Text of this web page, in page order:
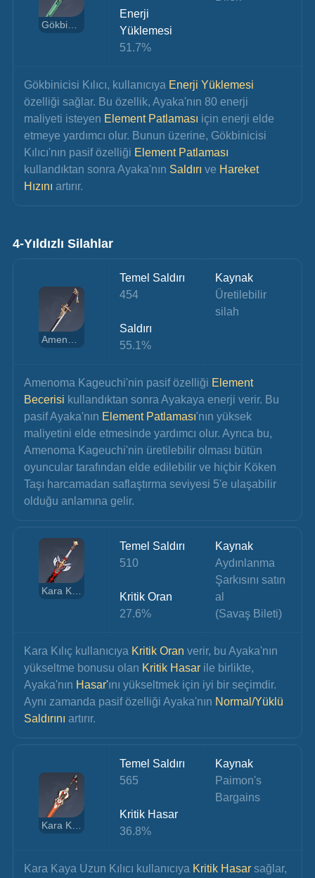
Gökbinicisi Kılıcı
Enerji
Yüklemesi
51.7%
Gökbinicisi Kılıcı, kullanıcıya Enerji Yüklemesi
özelliği sağlar. Bu özellik, Ayaka'nın 80 enerji
maliyeti isteyen Element Patlaması için enerji elde
etmeye yardımcı olur. Bunun üzerine, Gökbinicisi
Kılıcı'nın pasif özelliği Element Patlaması
kullandıktan sonra Ayaka'nın Saldırı ve Hareket
Hızını artırır.
4-Yıldızlı Silahlar
Temel Saldırı
454
Saldırı
55.1%
Kaynak
Üretilebilir
silah
Amenoma Kageuchi'nin pasif özelliği Element
Becerisi kullandıktan sonra Ayakaya enerji verir. Bu
pasif Ayaka'nın Element Patlaması'nın yüksek
maliyetini elde etmesinde yardımcı olur. Ayrıca bu,
Amenoma Kageuchi'nin üretilebilir olması bütün
oyuncular tarafından elde edilebilir ve hiçbir Köken
Taşı harcamadan saflaştırma seviyesi 5'e ulaşabilir
olduğu anlamına gelir.
Kara Kılıç
Temel Saldırı
510
Kritik Oran
27.6%
Kaynak
Aydınlanma
Şarkısını satın
al
(Savaş Bileti)
Kara Kılıç kullanıcıya Kritik Oran verir, bu Ayaka'nın
yükseltme bonusu olan Kritik Hasar ile birlikte,
Ayaka'nın Hasar'ını yükseltmek için iyi bir seçimdir.
Aynı zamanda pasif özelliği Ayaka'nın Normal/Yüklü
Saldırını artırır.
Kara Kaya Uzun Kılıcı
Temel Saldırı
565
Kritik Hasar
36.8%
Kaynak
Paimon's
Bargains
Kara Kaya Uzun Kılıcı kullanıcıya Kritik Hasar sağlar,